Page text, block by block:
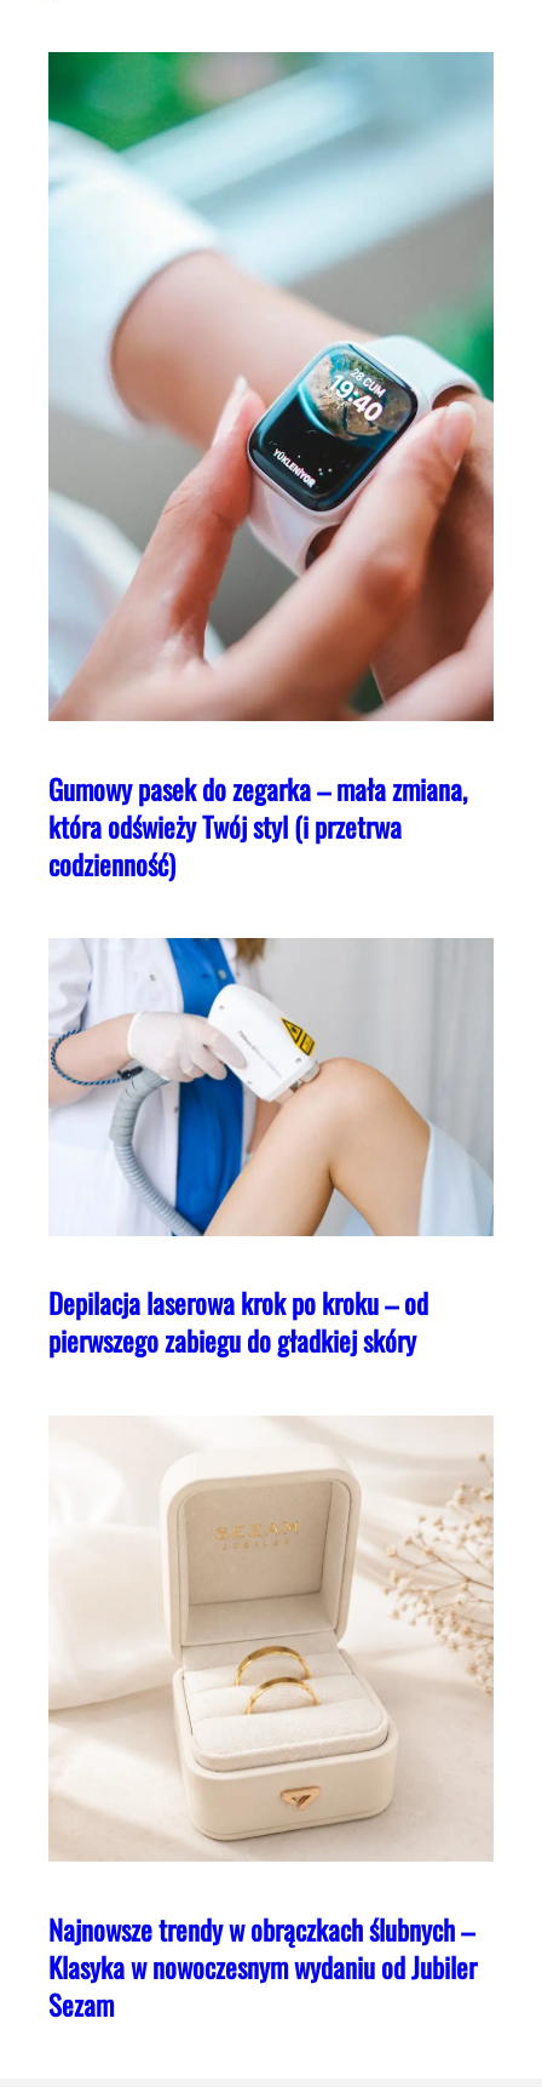
Gumowy pasek do zegarka – mała zmiana,
która odświeży Twój styl (i przetrwa
codzienność)
Depilacja laserowa krok po kroku – od
pierwszego zabiegu do gładkiej skóry
Najnowsze trendy w obrączkach ślubnych –
Klasyka w nowoczesnym wydaniu od Jubiler
Sezam